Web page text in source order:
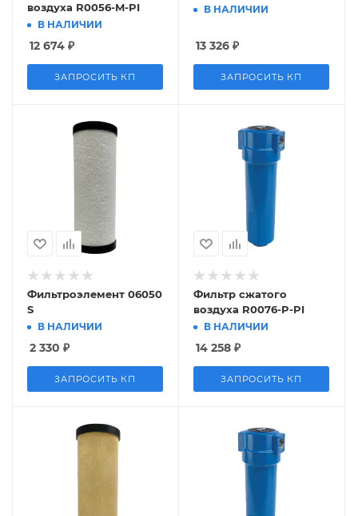
воздуха R0056-M-PI
В НАЛИЧИИ
12 674 ₽
ЗАПРОСИТЬ КП
В НАЛИЧИИ
13 326 ₽
ЗАПРОСИТЬ КП
Фильтроэлемент 06050
S
В НАЛИЧИИ
2 330 ₽
ЗАПРОСИТЬ КП
Фильтр сжатого
воздуха R0076-P-PI
В НАЛИЧИИ
14 258 ₽
ЗАПРОСИТЬ КП